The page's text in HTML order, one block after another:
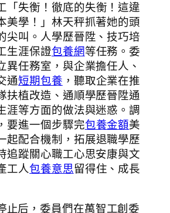
「失衡！徹底的失衡！這違
美學！」林天秤抓著她的頭
尖叫。人學歷晉陞、技巧培
生涯保證包養網等任務。委
異任務室，與企業擔任人、
通短期包養 ，聽取企業在推
扶植改造、通順學歷晉陞通
涯等方面的做法與迷惑。調
要進一個步驟完包養金額美
起配合機制，拓展退職學歷
追蹤關心職工心思安康與文
工人包養意思留得住、成長
止后，委員們在萬智工創委